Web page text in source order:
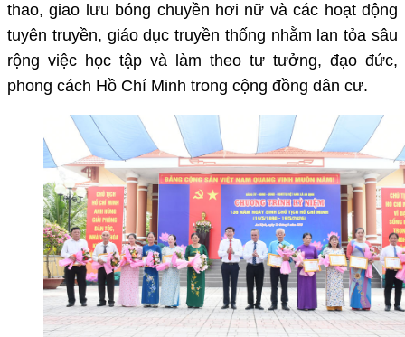
thao, giao lưu bóng chuyền hơi nữ và các hoạt động
tuyên truyền, giáo dục truyền thống nhằm lan tỏa sâu
rộng việc học tập và làm theo tư tưởng, đạo đức,
phong cách Hồ Chí Minh trong cộng đồng dân cư.